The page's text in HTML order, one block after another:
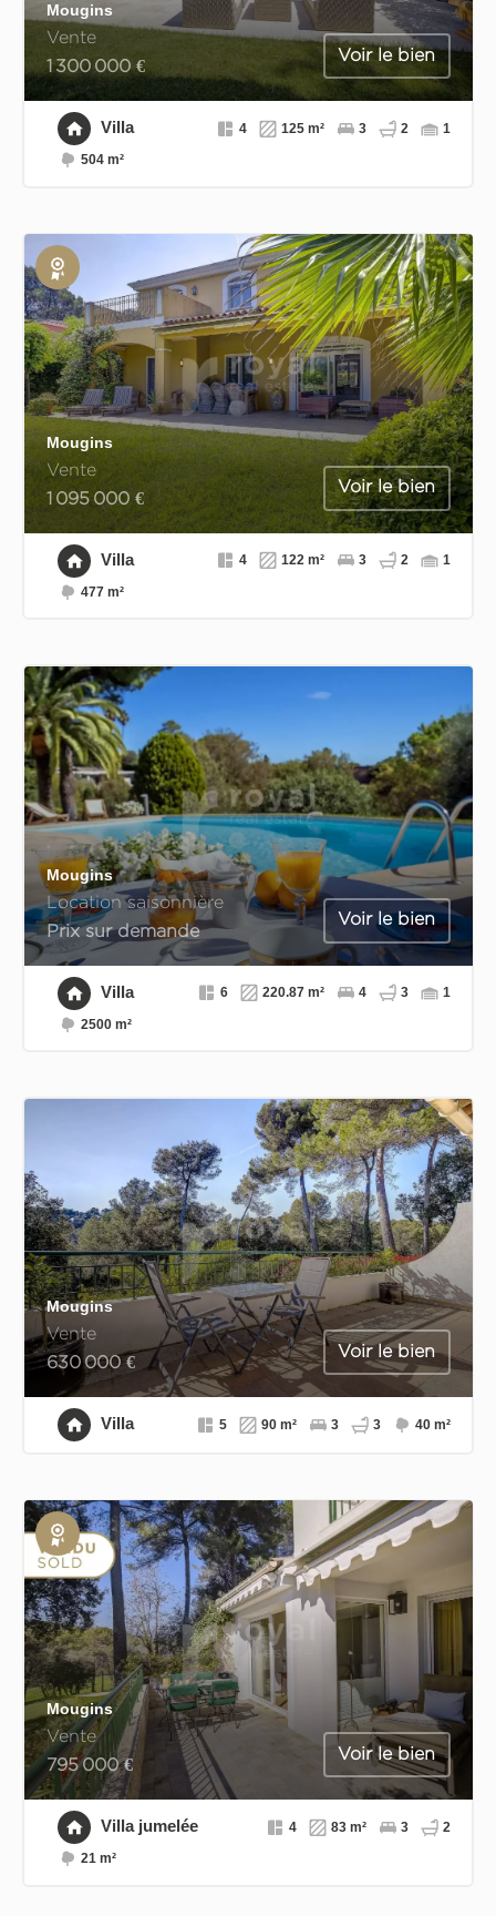
Mougins
Vente
1 300 000 €
Voir le bien
Villa 4 125 m² 3 2 1
504 m²
Exclusivité
Mougins
Vente
1 095 000 €
Voir le bien
Villa 4 122 m² 3 2 1
477 m²
Mougins
Location saisonnière
Prix sur demande
Voir le bien
Villa 6 220.87 m² 4 3 1
2500 m²
Mougins
Vente
630 000 €
Voir le bien
Villa 5 90 m² 3 3 40 m²
Exclusivité
Mougins
Vente
795 000 €
Voir le bien
Villa jumelée 4 83 m² 3 2
21 m²